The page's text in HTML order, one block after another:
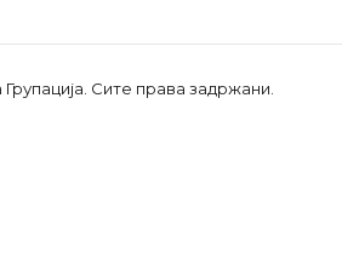
Сите права задржани.